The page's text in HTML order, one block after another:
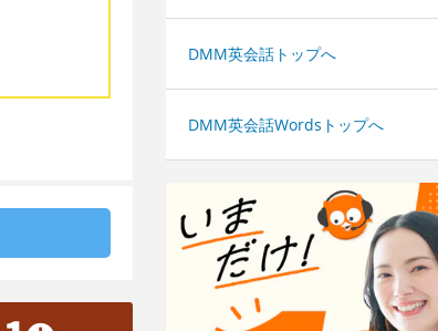
DMM英会話トップへ
DMM英会話Wordsトップへ